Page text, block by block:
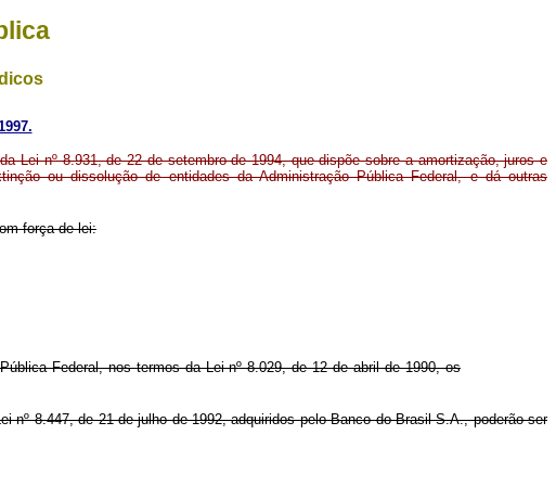
Lei nº 8.931, de 22 de setembro de 1994, que dispõe sobre a amortização, juros e
ou dissolução de entidades da Administração Pública Federal, e dá outras
força de lei:
Federal, nos termos da Lei nº 8.029, de 12 de abril de 1990, os
8.447, de 21 de julho de 1992, adquiridos pelo Banco do Brasil S.A., poderão ser